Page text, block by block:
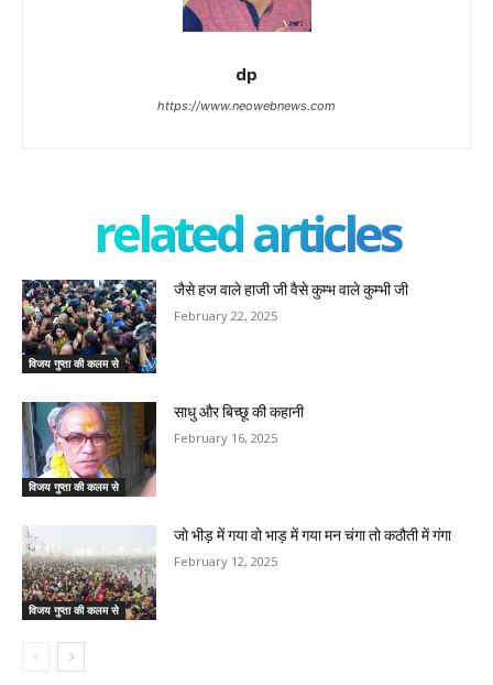
dp
https://www.neowebnews.com
related articles
विजय गुप्ता की कलम से
जैसे हज वाले हाजी जी वैसे कुम्भ वाले कुम्भी जी
February 22, 2025
विजय गुप्ता की कलम से
साधु और बिच्छू की कहानी
February 16, 2025
विजय गुप्ता की कलम से
जो भीड़ में गया वो भाड़ में गया मन चंगा तो कठौती में गंगा
February 12, 2025